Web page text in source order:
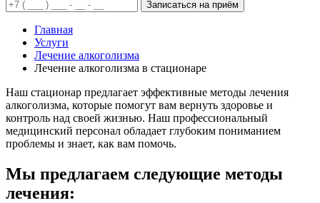
Записаться на приём
Главная
Услуги
Лечение алкоголизма
Лечение алкоголизма в стационаре
Наш стационар предлагает эффективные методы лечения
алкоголизма, которые помогут вам вернуть здоровье и
контроль над своей жизнью. Наш профессиональный
медицинский персонал обладает глубоким пониманием
проблемы и знает, как вам помочь.
Мы предлагаем следующие методы
лечения: